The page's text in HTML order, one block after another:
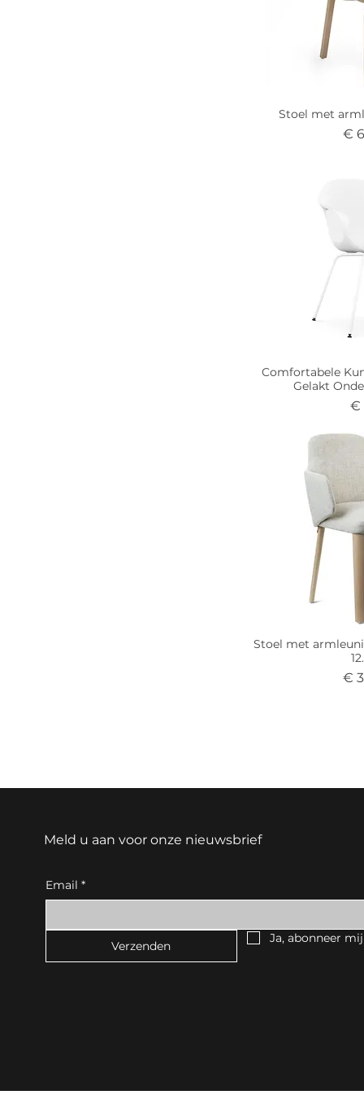
Stoel met
€
Comfortabele
Gelakt
€
Stoel met
€
Meld u aan voor onze nieuwsbrief
Email *
Verzenden
Ja, abonneer